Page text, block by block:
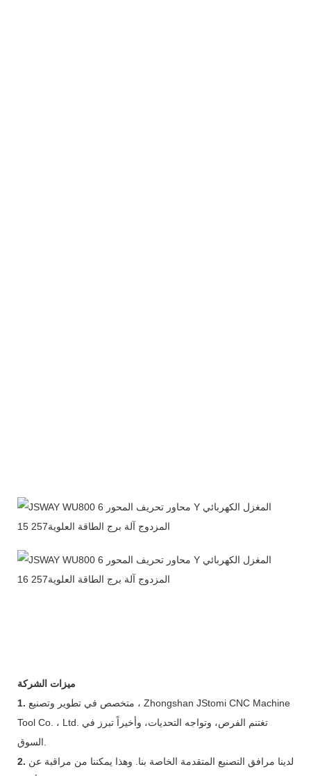
ميزات الشركة
1. متخصص في تطوير وتصنيع ، Zhongshan JStomi CNC Machine
Tool Co. ، Ltd. تغتنم الفرص، وتواجه التحديات، وأخيراً تبرز في
2. لدينا مرافق التصنيع المتقدمة الخاصة بنا. وهذا يمكننا من مراقبة عن